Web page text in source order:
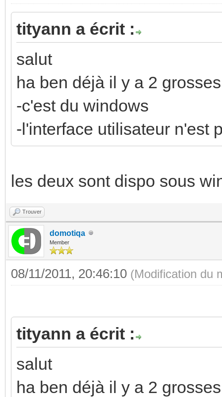
tityann a écrit :
salut
ha ben déjà il y a 2
-c'est du windows
-l'interface utilisateur n'est
les deux sont dispo sous
Trouver
domotiqa
Member
08/11/2011, 20:46:10 (Modification du
tityann a écrit :
salut
ha ben déjà il y a 2